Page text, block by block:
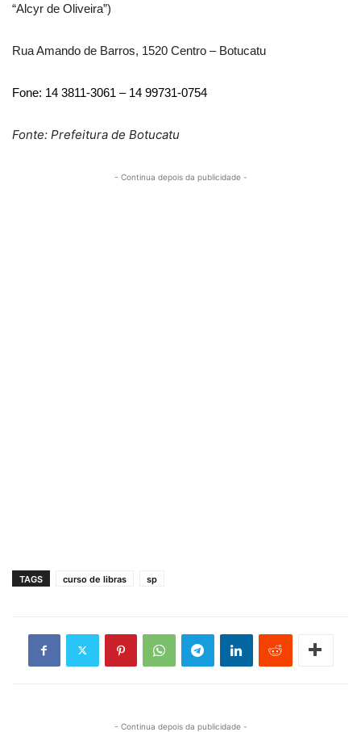
“Alcyr de Oliveira”)
Rua Amando de Barros, 1520 Centro – Botucatu
Fone: 14 3811-3061 – 14 99731-0754
Fonte: Prefeitura de Botucatu
- Continua depois da publicidade -
TAGS curso de libras sp
- Continua depois da publicidade -